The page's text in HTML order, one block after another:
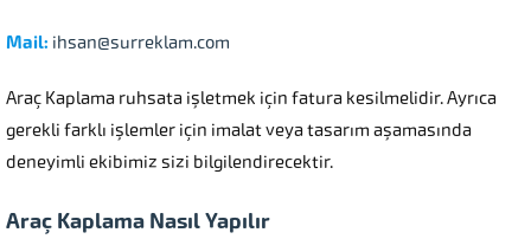
Mail: ihsan@surreklam.com
Araç Kaplama ruhsata işletmek için fatura kesilmelidir. Ayrıca
gerekli farklı işlemler için imalat veya tasarım aşamasında
deneyimli ekibimiz sizi bilgilendirecektir.
Araç Kaplama Nasıl Yapılır